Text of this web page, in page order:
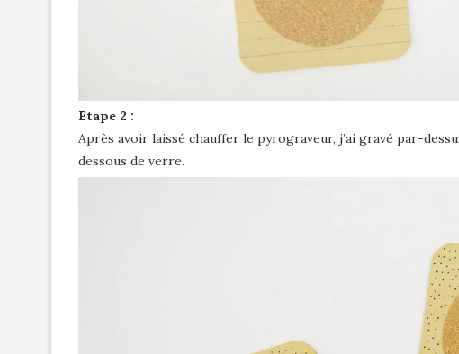
Etape 2 :
Après avoir laissé chauffer le pyrograveur, j’ai gravé par-
dessous de verre.